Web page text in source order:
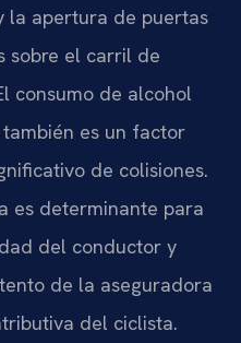
la apertura de puertas
sobre el carril de
consumo de alcohol
es un factor
de colisiones.
es determinante para
del conductor y
de la aseguradora
del ciclista.